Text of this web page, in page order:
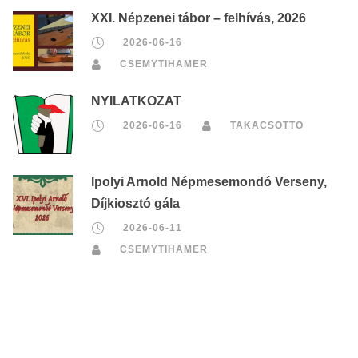
XXI. Népzenei tábor – felhívás, 2026
2026-06-16
CSEMYTIHAMER
NYILATKOZAT
2026-06-16 TAKACSOTTO
Ipolyi Arnold Népmesemondó Verseny,
Díjkiosztó gála
2026-06-11
CSEMYTIHAMER